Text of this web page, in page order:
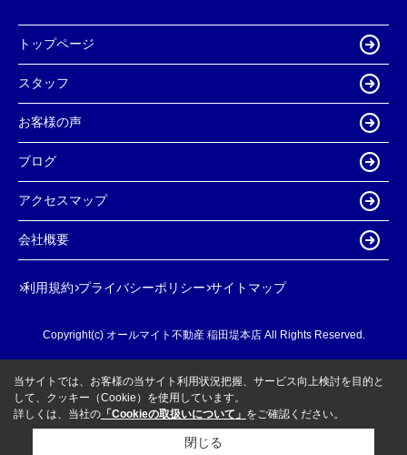
トップページ
スタッフ
お客様の声
ブログ
アクセスマップ
会社概要
利用規約 プライバシーポリシー サイトマップ
Copyright(c) オールマイト不動産 稲田堤本店 All Rights Reserved.
当サイトでは、お客様の当サイト利用状況把握、サービス向上検討を目的と
して、クッキー（Cookie）を使用しています。
詳しくは、当社の 「Cookieの取扱いについて」 をご確認ください。
閉じる